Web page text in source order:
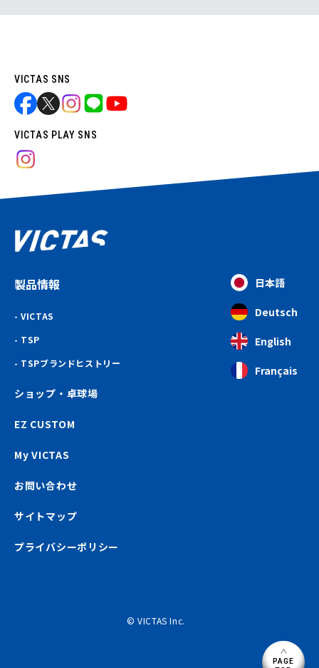
VICTAS SNS
VICTAS PLAY SNS
製品情報
VICTAS
TSP
TSPブランドヒストリー
ショップ・卓球場
EZ CUSTOM
My VICTAS
お問い合わせ
サイトマップ
プライバシーポリシー
日本語
Deutsch
English
Français
© VICTAS Inc.
PAGE